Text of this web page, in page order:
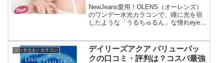
の瞳に
NewJeans愛用！OLENS（オーレンズ）
のワンデー水光カラコンで、瞳に光を宿
したような「うるちゅるん」な憧れeyeを
コンタクト・カラコン
デイリーズアクア バリューパッ
クの口コミ・評判は？コスパ最強